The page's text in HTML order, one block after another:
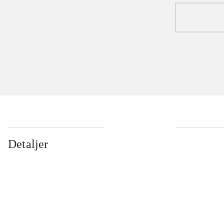
Detaljer